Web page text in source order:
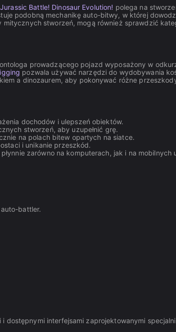
Jurassic Battle! Dinosaur Evolution! polega na
podobną mechanikę auto-bitwy, w której
stworzeń, mogą również sprawdzić
prowadzącego pojazd wyposażony w
pozwala używać narzędzi do wydobywania
a dinozaurem, aby pokonywać różne
dochodów i ulepszeń obiektów.
stworzeń, aby uzupełnić grę.
na polach bitew opartych na siatce.
i unikanie przeszkód.
zarówno na komputerach, jak i na mobilnych
battler.
interfejsami zaprojektowanymi